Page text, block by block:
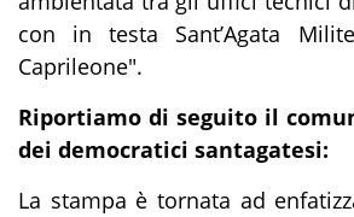
con in testa Sant’Agata
Caprileone".
Riportiamo di seguito il
dei democratici santagatesi:
La stampa è tornata ad